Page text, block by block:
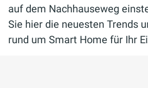
auf dem Nachhauseweg
Sie hier die neuesten Trends
rund um Smart Home für Ihr